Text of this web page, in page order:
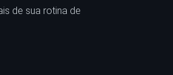
de sua rotina de